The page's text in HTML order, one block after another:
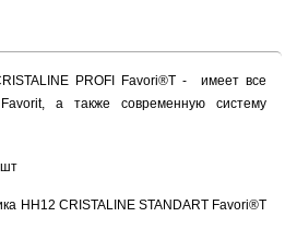
PROFI Favori®T- имеет все
а также современную систему
шт
НН12 CRISTALINE STANDARТ Favori®T